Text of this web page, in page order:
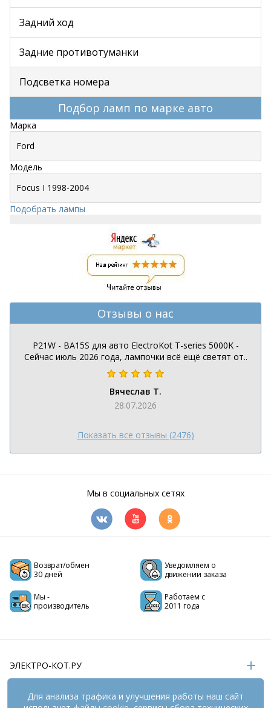
Задний ход
Задние противотуманки
Подсветка номера
Подбор ламп по марке авто
Марка
Модель
Подобрать лампы
Отзывы о нас
P21W - BA15S для авто ElectroKot T-series 5000K -
Сейчас июль 2026 года, лампочки всё ещё светят от..
Вячеслав Т.
28.07.2026
Показать все отзывы (2476)
Мы в социальных сетях
Возврат/обмен
30 дней
Уведомляем о
движении заказа
Мы -
производитель
Работаем с
2011 года
ЭЛЕКТРО-КОТ.РУ
ИНФОРМАЦИЯ
Для анализа трафика и улучшения работы наш сайт